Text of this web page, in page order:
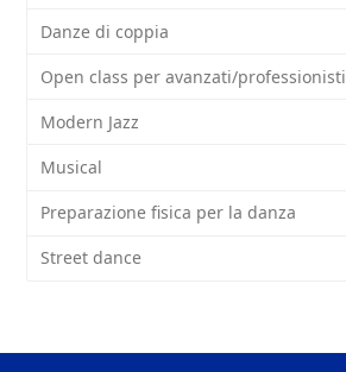
Danze di coppia
Open class per avanzati/professionisti
Modern Jazz
Musical
Preparazione fisica per la danza
Street dance